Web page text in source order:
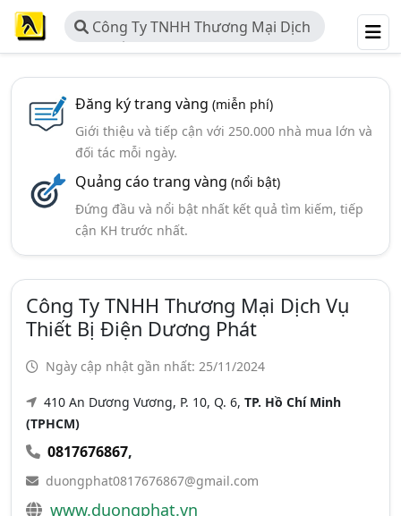
Công Ty TNHH Thương Mại Dịch
Vụ Thiết Bị Điện Dương Phát
Đăng ký trang vàng (miễn phí)
Giới thiệu và tiếp cận với 250.000 nhà mua lớn và
đối tác mỗi ngày.
Quảng cáo trang vàng (nổi bật)
Đứng đầu và nổi bật nhất kết quả tìm kiếm, tiếp
cận KH trước nhất.
Công Ty TNHH Thương Mại Dịch Vụ
Thiết Bị Điện Dương Phát
Ngày cập nhật gần nhất: 25/11/2024
410 An Dương Vương, P. 10, Q. 6, TP. Hồ Chí Minh
(TPHCM)
0817676867,
duongphat0817676867@gmail.com
www.duongphat.vn